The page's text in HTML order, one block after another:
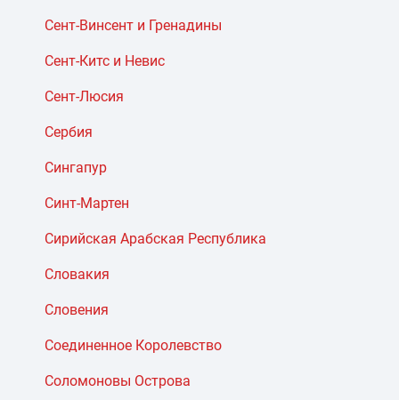
Сент-Винсент и Гренадины
Сент-Китс и Невис
Сент-Люсия
Сербия
Сингапур
Синт-Мартен
Сирийская Арабская Республика
Словакия
Словения
Соединенное Королевство
Соломоновы Острова